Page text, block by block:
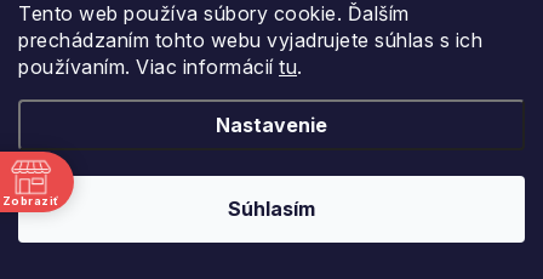
Tento web používa súbory cookie. Ďalším
prechádzaním tohto webu vyjadrujete súhlas s ich
používaním. Viac informácií tu.
Nastavenie
Súhlasím
Aktuálne novinky a akcie na váš e-
mail
Email
Zobraziť